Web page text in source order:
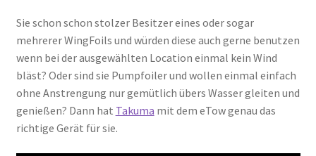
Sie schon schon stolzer Besitzer eines oder sogar
mehrerer WingFoils und würden diese auch gerne benutzen
wenn bei der ausgewählten Location einmal kein Wind
bläst? Oder sind sie Pumpfoiler und wollen einmal einfach
ohne Anstrengung nur gemütlich übers Wasser gleiten und
genießen? Dann hat Takuma mit dem eTow genau das
richtige Gerät für sie.